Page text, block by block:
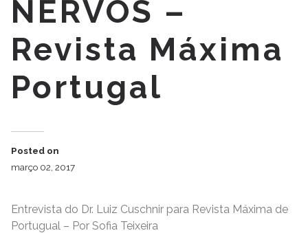
NERVOS –
Revista Máxima
Portugal
Posted on
março 02, 2017
Entrevista do Dr. Luiz Cuschnir para Revista Máxima de
Portugual – Por Sofia Teixeira